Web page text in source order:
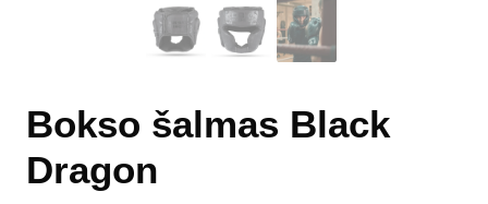
Bokso šalmas Black
Dragon